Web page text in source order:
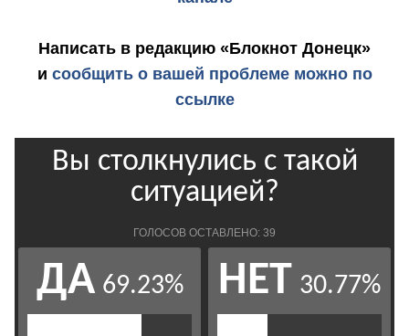
Написать в редакцию «Блокнот Донецк»
и сообщить о вашей проблеме можно по
ссылке